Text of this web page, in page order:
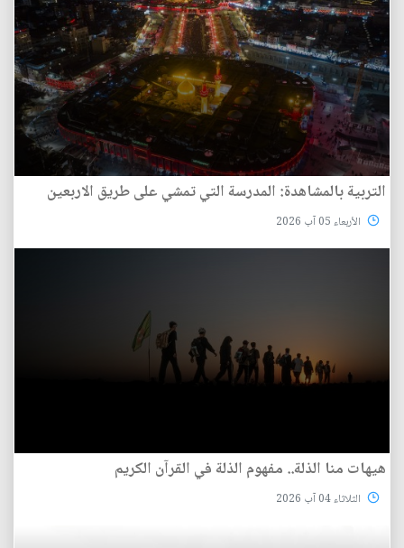
التربية بالمشاهدة: المدرسة التي تمشي على طريق الاربعين
الأربعاء 05 آب 2026
هيهات منا الذلة.. مفهوم الذلة في القرآن الكريم
الثلاثاء 04 آب 2026